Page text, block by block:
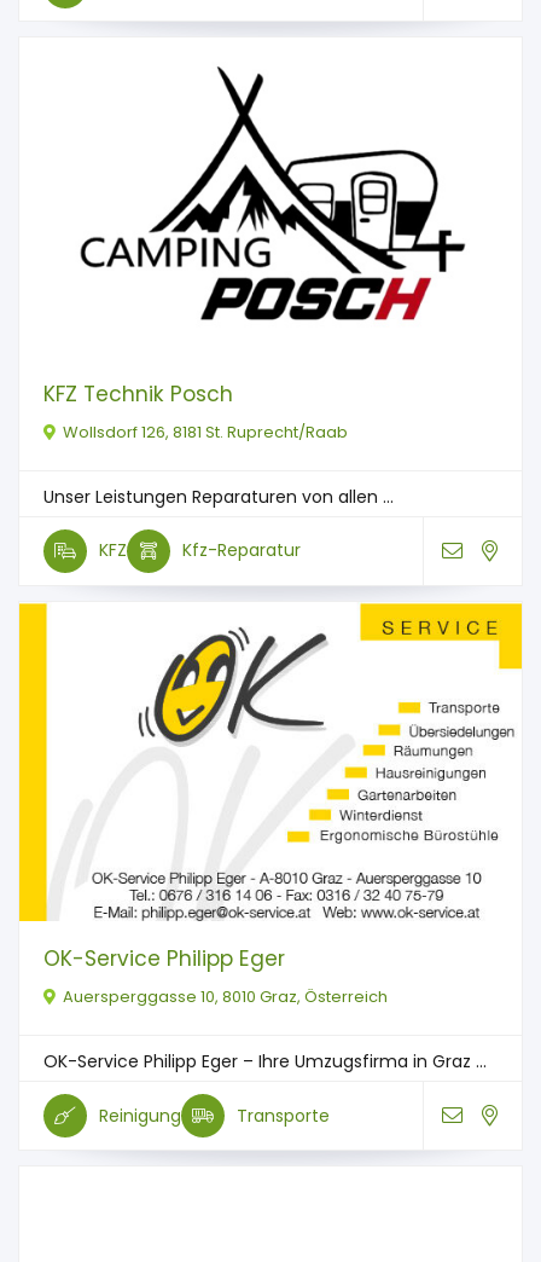
KFZ Technik Posch
Wollsdorf 126, 8181 St. Ruprecht/Raab
Unser Leistungen Reparaturen von allen ...
KFZ Kfz-Reparatur
OK-Service Philipp Eger
Auersperggasse 10, 8010 Graz, Österreich
OK-Service Philipp Eger – Ihre Umzugsfirma in Graz ...
Reinigung Transporte